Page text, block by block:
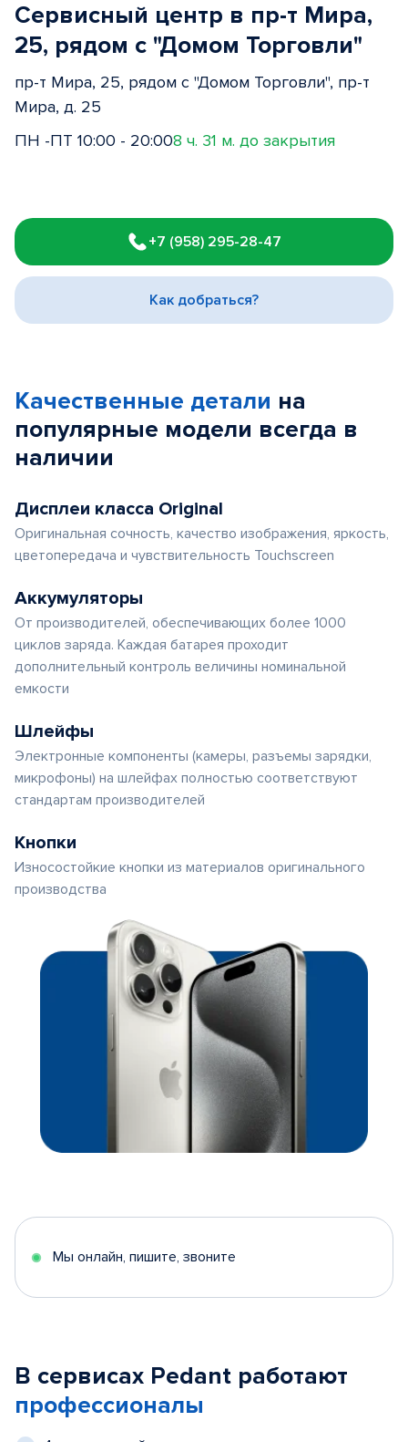
Сервисный центр в пр-т Мира,
25, рядом с "Домом Торговли"
пр-т Мира, 25, рядом с "Домом Торговли", пр-т
Мира, д. 25
ПН -ПТ 10:00 - 20:008 ч. 31 м. до закрытия
1
of
3
+7 (958) 295-28-47
Как добраться?
Качественные детали на
популярные модели всегда в
наличии
Дисплеи класса Original
Оригинальная сочность, качество изображения, яркость,
цветопередача и чувствительность Touchscreen
Аккумуляторы
От производителей, обеспечивающих более 1000
циклов заряда. Каждая батарея проходит
дополнительный контроль величины номинальной
емкости
Шлейфы
Электронные компоненты (камеры, разъемы зарядки,
микрофоны) на шлейфах полностью соответствуют
стандартам производителей
Кнопки
Износостойкие кнопки из материалов оригинального
производства
Мы онлайн, пишите, звоните
В сервисах Pedant работают
профессионалы